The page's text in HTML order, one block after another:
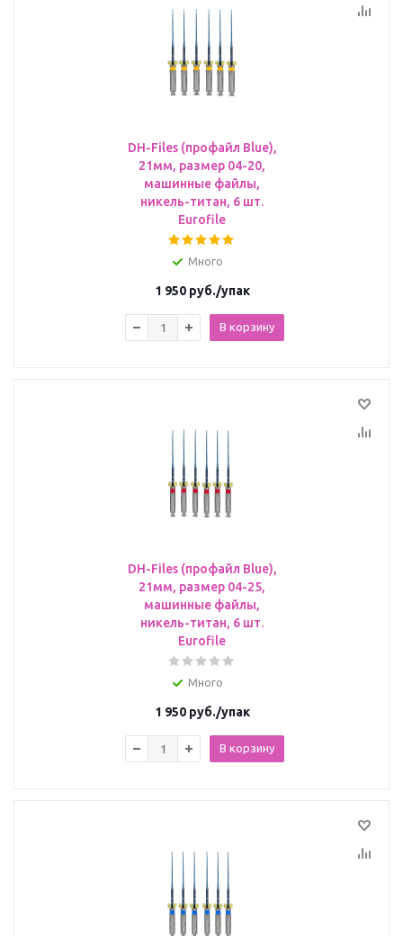
DH-Files (профайл Blue),
21мм, размер 04-20,
машинные файлы,
никель-титан, 6 шт.
Eurofile
Много
1 950руб./упак
В корзину
DH-Files (профайл Blue),
21мм, размер 04-25,
машинные файлы,
никель-титан, 6 шт.
Eurofile
Много
1 950руб./упак
В корзину